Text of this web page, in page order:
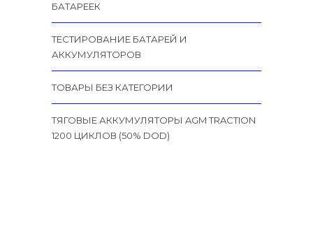
БАТАРЕЕК
ТЕСТИРОВАНИЕ БАТАРЕЙ И
АККУМУЛЯТОРОВ
ТОВАРЫ БЕЗ КАТЕГОРИИ
ТЯГОВЫЕ АККУМУЛЯТОРЫ AGM TRACTION
1200 ЦИКЛОВ (50% DOD)